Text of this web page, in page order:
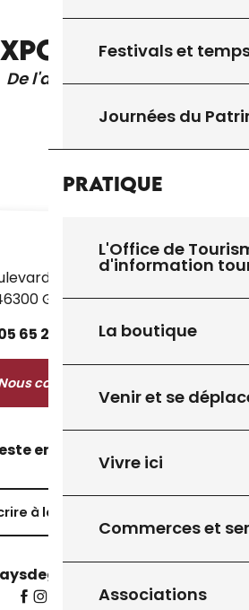
Festivals et
Journées du
Pratique
L'Office de
d'information
La boutique
Venir et se
Vivre ici
Commerces et
Associations
De l'année
27
AOÛT
"VOYAGE INTEMPOREL"
des Martyrs
Gourdon
65 27 50
contacter
en contact ?
à la newsletter
!